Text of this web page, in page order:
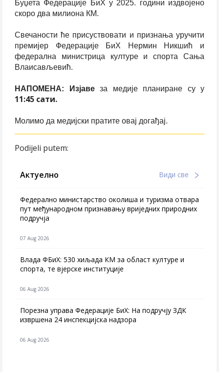
Буџета Федерације БиХ у 2025. години издвојено
скоро два милиона КМ.
Свечаности ће присуствовати и признања уручити
премијер Федерације БиХ Нермин Никшић и
федерална министрица културе и спорта Сања
Влаисављевић.
НАПОМЕНА: Изјавеза медије планиране су у
11:45 сати.
Молимо да медијски пратите овај догађај.
Podijeli putem:
Актуелно Види све
Федерално министарство околиша и туризма отвара
пут међународном признавању вриједних природних
подручја
07 Aug 2026
Влада ФБиХ: 530 хиљада КМ за област културе и
спорта, те вјерске институције
06 Aug 2026
Порезна управа Федерације БиХ: На подручју ЗДК
извршена 24 инспекцијска надзора
06 Aug 2026